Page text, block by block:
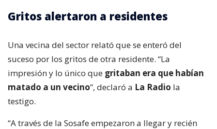
Gritos alertaron a residentes
Una vecina del sector relató que se enteró del
suceso por los gritos de otra residente. “La
impresión y lo único que gritaban era que habían
matado a un vecino”, declaró a La Radio la
testigo.
“A través de la Sosafe empezaron a llegar y recién